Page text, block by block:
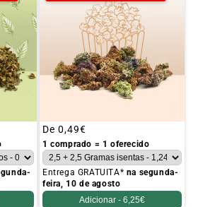
Preço
habitual
De 0,49€
1 comprado = 1 oferecido
Entrega GRATUITA* na segunda-
feira, 10 de agosto
Adicionar - 6,25€